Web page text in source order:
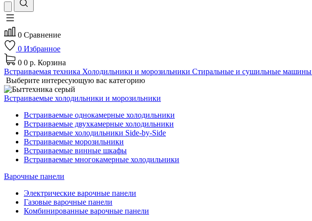
0 Сравнение
0 Избранное
0 0 р. Корзина
Встраиваемая техника Холодильники и морозильники Стиральные и сушильные машины
Выберите интересующую вас категорию
Встраиваемые холодильники и морозильники
Встраиваемые однокамерные холодильники
Встраиваемые двухкамерные холодильники
Встраиваемые холодильники Side-by-Side
Встраиваемые морозильники
Встраиваемые винные шкафы
Встраиваемые многокамерные холодильники
Варочные панели
Электрические варочные панели
Газовые варочные панели
Комбинированные варочные панели